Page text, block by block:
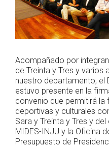
Acompañado por
de Treinta y Tres y varios
nuestro departamento, el
estuvo presente en la
convenio que permitirá
deportivas y culturales
Sara y Treinta y Tres y
MIDES-INJU y la Oficina
Presupuesto de